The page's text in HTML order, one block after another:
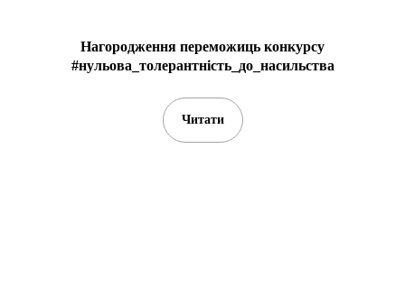
Нагородження переможиць конкурсу
#нульова_толерантність_до_насильства
Читати